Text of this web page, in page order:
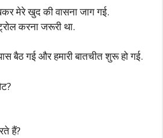
मेरे खुद की वासना जाग गई.
करना जरूरी था.
बैठ गई और हमारी बातचीत शुरू हो गई.
हैं?